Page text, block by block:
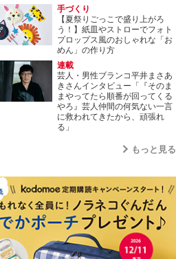
手づくり
【夏祭りごっこで盛り上がろ
う！】紙皿やストローでフォト
プロップス風のおしゃれな「お
めん」の作り方
連載
芸人・男性ブランコ平井まさあ
きさんインタビュー「『そのま
まやってたら順番が回ってくる
やろ』芸人仲間の何気ない一言
に救われてきたから、頑張れ
る」
もっと見る